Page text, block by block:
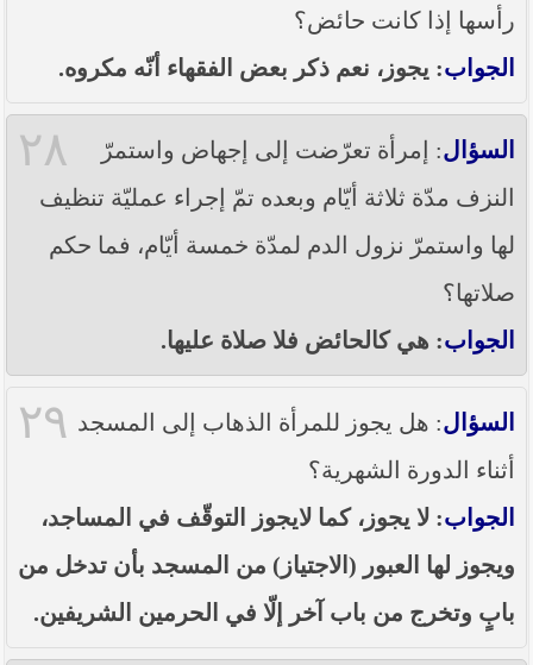
رأسها إذا كانت حائض؟
الجواب: يجوز، نعم ذكر بعض الفقهاء أنّه مكروه.
٢٨ السؤال: إمرأة تعرّضت إلى إجهاض واستمرّ
النزف مدّة ثلاثة أيّام وبعده تمّ إجراء عمليّة تنظيف
لها واستمرّ نزول الدم لمدّة خمسة أيّام، فما حكم
صلاتها؟
الجواب: هي كالحائض فلا صلاة عليها.
٢٩ السؤال: هل يجوز للمرأة الذهاب إلى المسجد
أثناء الدورة الشهرية؟
الجواب: لا يجوز، كما لايجوز التوقّف في المساجد،
ويجوز لها العبور (الاجتياز) من المسجد بأن تدخل من
بابٍ وتخرج من باب آخر إلّا في الحرمين الشريفين.